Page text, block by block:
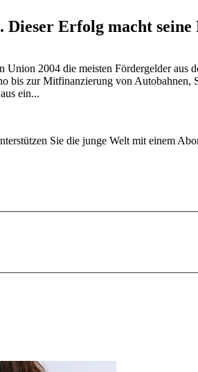
Erfolg macht seine
Union 2004 die meisten Fördergelder
bis zur Mitfinanzierung von
ein...
Sie die junge Welt mit einem